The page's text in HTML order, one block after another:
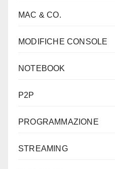
MAC & CO.
MODIFICHE CONSOLE
NOTEBOOK
P2P
PROGRAMMAZIONE
STREAMING